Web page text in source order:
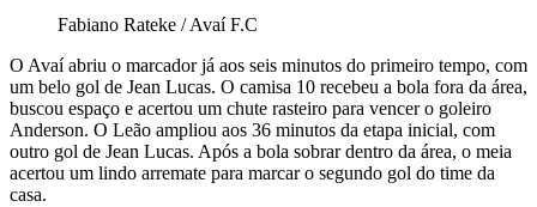
Fabiano Rateke / Avaí F.C
O Avaí abriu o marcador já aos seis minutos do primeiro tempo, com
um belo gol de Jean Lucas. O camisa 10 recebeu a bola fora da área,
buscou espaço e acertou um chute rasteiro para vencer o goleiro
Anderson. O Leão ampliou aos 36 minutos da etapa inicial, com
outro gol de Jean Lucas. Após a bola sobrar dentro da área, o meia
acertou um lindo arremate para marcar o segundo gol do time da
casa.